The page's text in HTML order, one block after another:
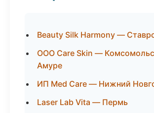
Beauty Silk Harmony —
ООО Care Skin —
Амуре
ИП Med Care — Нижний
Laser Lab Vita — Пермь